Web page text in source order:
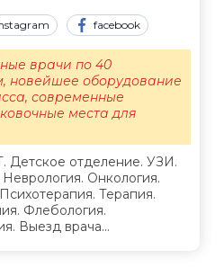
facebook
Детское отделение. УЗИ.
Онкология.
Терапия.
Флебология.
Выезд врача...
врачи по 40
новейшее оборудование
современные
места для